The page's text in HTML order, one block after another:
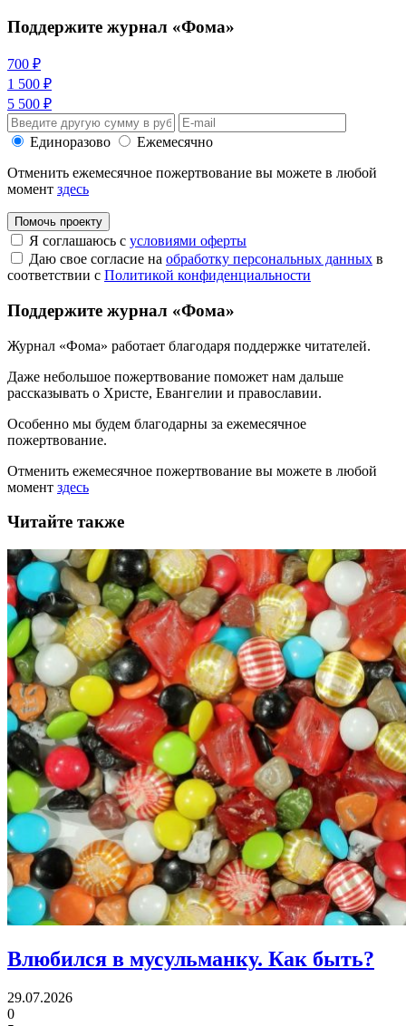
Поддержите журнал «Фома»
700 ₽
1 500 ₽
5 500 ₽
Единоразово
Ежемесячно
Отменить ежемесячное пожертвование вы можете в любой
момент здесь
Помочь проекту
Я соглашаюсь с условиями оферты
Даю свое согласие на обработку персональных данных в
соответствии с Политикой конфиденциальности
Поддержите журнал «Фома»
Журнал «Фома» работает благодаря поддержке читателей.
Даже небольшое пожертвование поможет нам дальше
рассказывать о Христе, Евангелии и православии.
Особенно мы будем благодарны за ежемесячное
пожертвование.
Отменить ежемесячное пожертвование вы можете в любой
момент здесь
Читайте также
Влюбился в мусульманку. Как быть?
29.07.2026
0